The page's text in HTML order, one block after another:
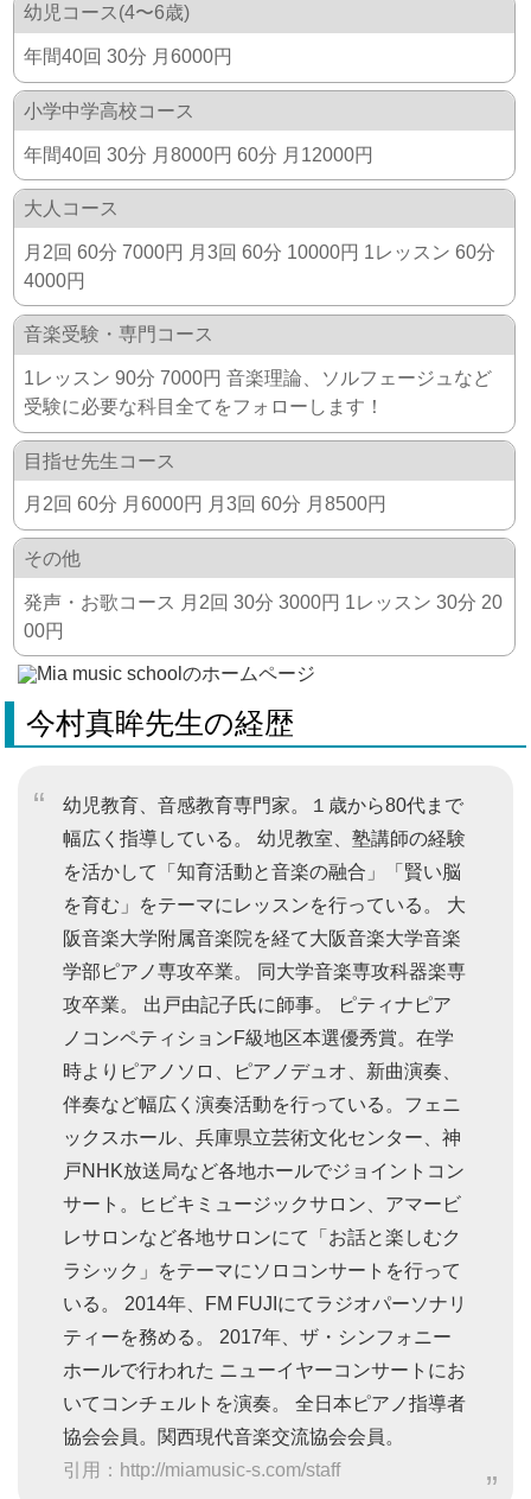
幼児コース(4〜6歳)
年間40回 30分 月6000円
小学中学高校コース
年間40回 30分 月8000円 60分 月12000円
大人コース
月2回 60分 7000円 月3回 60分 10000円 1レッスン 60分
4000円
音楽受験・専門コース
1レッスン 90分 7000円 音楽理論、ソルフェージュなど
受験に必要な科目全てをフォローします！
目指せ先生コース
月2回 60分 月6000円 月3回 60分 月8500円
その他
発声・お歌コース 月2回 30分 3000円 1レッスン 30分 20
00円
今村真眸先生の経歴
幼児教育、音感教育専門家。１歳から80代まで
幅広く指導している。 幼児教室、塾講師の経験
を活かして「知育活動と音楽の融合」「賢い脳
を育む」をテーマにレッスンを行っている。 大
阪音楽大学附属音楽院を経て大阪音楽大学音楽
学部ピアノ専攻卒業。 同大学音楽専攻科器楽専
攻卒業。 出戸由記子氏に師事。 ピティナピア
ノコンペティションF級地区本選優秀賞。在学
時よりピアノソロ、ピアノデュオ、新曲演奏、
伴奏など幅広く演奏活動を行っている。フェニ
ックスホール、兵庫県立芸術文化センター、神
戸NHK放送局など各地ホールでジョイントコン
サート。ヒビキミュージックサロン、アマービ
レサロンなど各地サロンにて「お話と楽しむク
ラシック」をテーマにソロコンサートを行って
いる。 2014年、FM FUJIにてラジオパーソナリ
ティーを務める。 2017年、ザ・シンフォニー
ホールで行われた ニューイヤーコンサートにお
いてコンチェルトを演奏。 全日本ピアノ指導者
協会会員。関西現代音楽交流協会会員。
引用：http://miamusic-s.com/staff